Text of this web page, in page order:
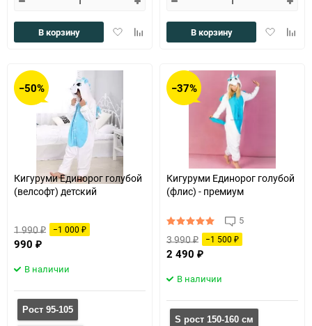
ДобавитьДобавить
В корзину
Добавить
В корзину
−50%
Кигуруми Единорог голубой
(велсофт) детский
1 990₽ −1 000 ₽
990 ₽
В наличии
Рост 95-105
−37%
Кигуруми Единорог голубой
(флис) - премиум
5
3 990₽ −1 500 ₽
2 490 ₽
В наличии
S рост 150-160 см